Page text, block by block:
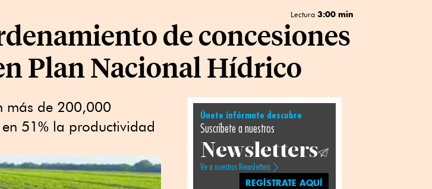
Lectura 3:00 min
de concesiones
Plan Nacional Hídrico
más de 200,000
51% la productividad
Únete infórmate descubre
Suscríbete a nuestros
Newsletters
Ve a nuestros Newsletters
REGÍSTRATE AQUÍ